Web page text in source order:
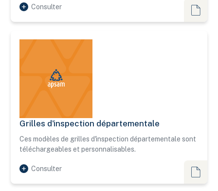
Consulter
Outils
Grilles d'inspection départementale
Grilles d'inspection départementale
Ces modèles de grilles d'inspection départementale sont
téléchargeables et personnalisables.
Consulter
Outils